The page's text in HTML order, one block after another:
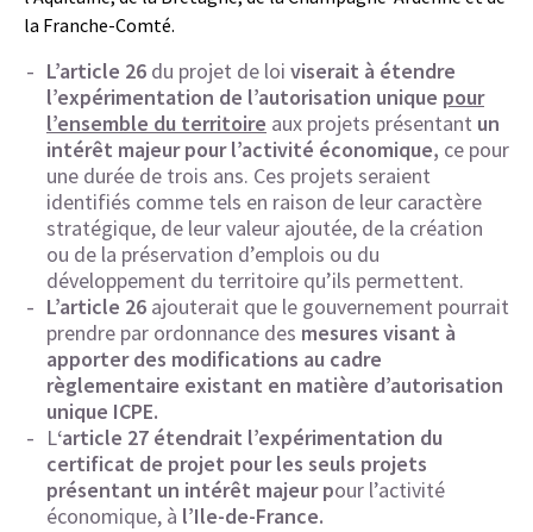
la Franche-Comté.
L’article 26 du projet de loi viserait à étendre
l’expérimentation de l’autorisation unique pour
l’ensemble du territoire aux projets présentant un
intérêt majeur pour l’activité économique, ce pour
une durée de trois ans. Ces projets seraient
identifiés comme tels en raison de leur caractère
stratégique, de leur valeur ajoutée, de la création
ou de la préservation d’emplois ou du
développement du territoire qu’ils permettent.
L’article 26 ajouterait que le gouvernement pourrait
prendre par ordonnance des mesures visant à
apporter des modifications au cadre
règlementaire existant en matière d’autorisation
unique ICPE.
L‘article 27 étendrait l’expérimentation du
certificat de projet pour les seuls projets
présentant un intérêt majeur pour l’activité
économique, à l’Ile-de-France.